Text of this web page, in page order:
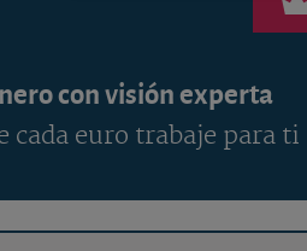
con visión experta
cada euro trabaje para ti